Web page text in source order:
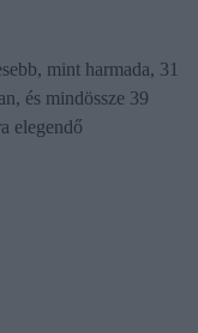
mint harmada, 31
és mindössze 39
elegendő